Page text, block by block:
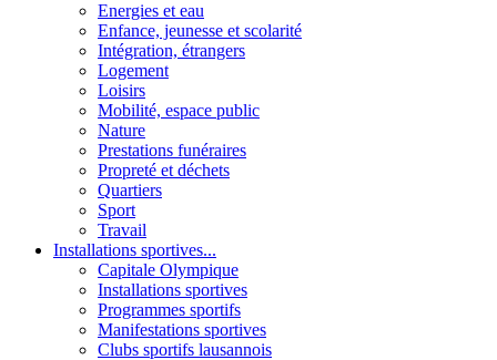
Energies et eau
Enfance, jeunesse et scolarité
Intégration, étrangers
Logement
Loisirs
Mobilité, espace public
Nature
Prestations funéraires
Propreté et déchets
Quartiers
Sport
Travail
Installations sportives...
Capitale Olympique
Installations sportives
Programmes sportifs
Manifestations sportives
Clubs sportifs lausannois